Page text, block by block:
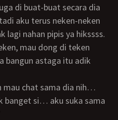
di buat-buat secara dia
aku terus neken-neken
lagi nahan pipis ya hikssss.
mau dong di teken
bangun astaga itu adik
mau chat sama dia nih…